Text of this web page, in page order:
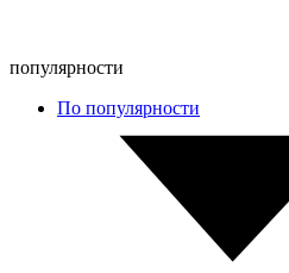
популярности
По популярности